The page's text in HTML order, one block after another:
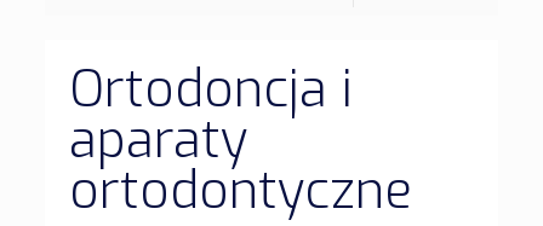
Ortodoncja i
aparaty
ortodontyczne